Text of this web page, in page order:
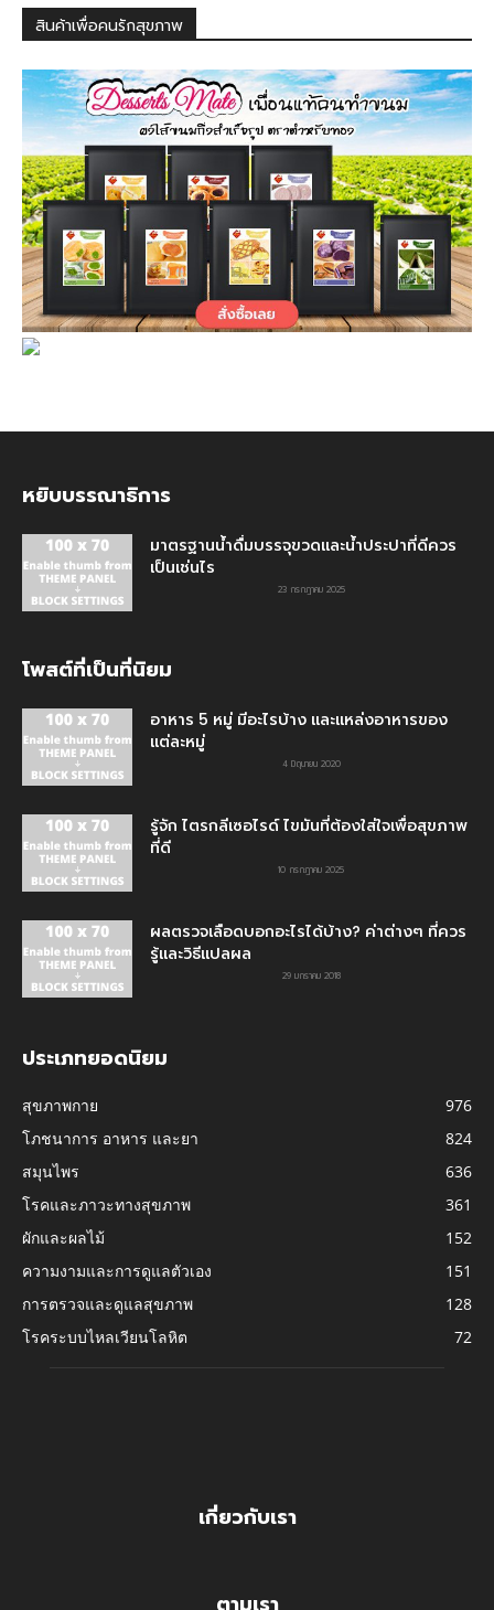
สินค้าเพื่อคนรักสุขภาพ
หยิบบรรณาธิการ
มาตรฐานน้ำดื่มบรรจุขวดและน้ำประปาที่ดีควร
เป็นเช่นไร
23 กรกฎาคม 2025
โพสต์ที่เป็นที่นิยม
อาหาร 5 หมู่ มีอะไรบ้าง และแหล่งอาหารของ
แต่ละหมู่
4 มิถุนายน 2020
รู้จัก ไตรกลีเซอไรด์ ไขมันที่ต้องใส่ใจเพื่อสุขภาพ
ที่ดี
10 กรกฎาคม 2025
ผลตรวจเลือดบอกอะไรได้บ้าง? ค่าต่างๆ ที่ควร
รู้และวิธีแปลผล
29 มกราคม 2018
ประเภทยอดนิยม
สุขภาพกาย
976
โภชนาการ อาหาร และยา
824
สมุนไพร
636
โรคและภาวะทางสุขภาพ
361
ผักและผลไม้
152
ความงามและการดูแลตัวเอง
151
การตรวจและดูแลสุขภาพ
128
โรคระบบไหลเวียนโลหิต
72
เกี่ยวกับเรา
ตามเรา